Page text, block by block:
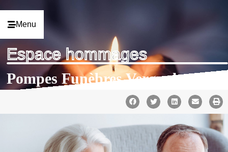
Menu
Espace hommages
Pompes Funèbres Vergnol